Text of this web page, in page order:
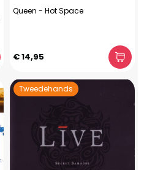
Queen - Hot Space
€ 14,95
Tweedehands